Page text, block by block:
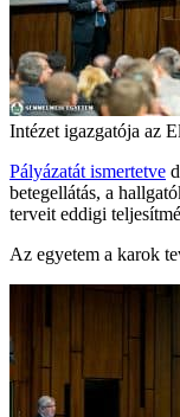
Intézet igazgatója az
Pályázatát ismertetve
betegellátás, a
terveit eddigi
Az egyetem a karok